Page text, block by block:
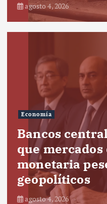
agosto 4, 2026
Economía
Bancos
que
monetaria
geopolíticos
agosto 4, 2026